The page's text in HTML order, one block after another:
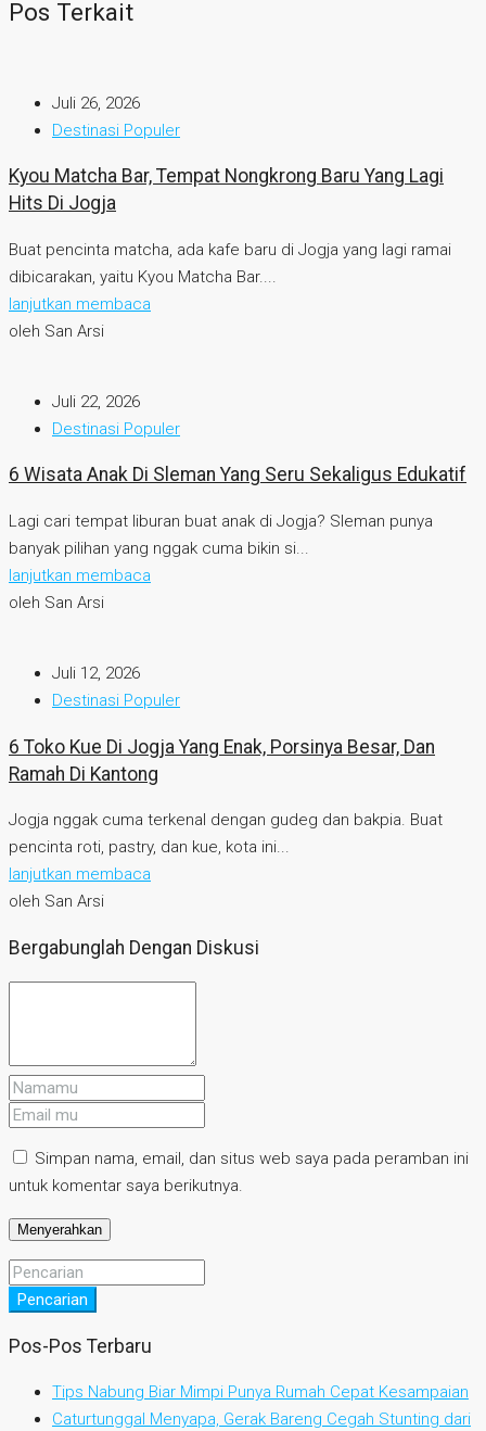
Pos Terkait
Juli 26, 2026
Destinasi Populer
Kyou Matcha Bar, Tempat Nongkrong Baru Yang Lagi
Hits Di Jogja
Buat pencinta matcha, ada kafe baru di Jogja yang lagi ramai
dibicarakan, yaitu Kyou Matcha Bar....
lanjutkan membaca
oleh San Arsi
Juli 22, 2026
Destinasi Populer
6 Wisata Anak Di Sleman Yang Seru Sekaligus Edukatif
Lagi cari tempat liburan buat anak di Jogja? Sleman punya
banyak pilihan yang nggak cuma bikin si...
lanjutkan membaca
oleh San Arsi
Juli 12, 2026
Destinasi Populer
6 Toko Kue Di Jogja Yang Enak, Porsinya Besar, Dan
Ramah Di Kantong
Jogja nggak cuma terkenal dengan gudeg dan bakpia. Buat
pencinta roti, pastry, dan kue, kota ini...
lanjutkan membaca
oleh San Arsi
Bergabunglah Dengan Diskusi
Simpan nama, email, dan situs web saya pada peramban ini
untuk komentar saya berikutnya.
Pencarian
Pos-Pos Terbaru
Tips Nabung Biar Mimpi Punya Rumah Cepat Kesampaian
Caturtunggal Menyapa, Gerak Bareng Cegah Stunting dari